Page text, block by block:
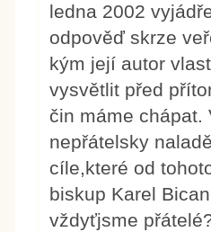
ledna 2002
odpověď skrze
kým její autor
vysvětlit před
čin máme
nepřátelsky
cíle,které od
biskup Karel
vždyťjsme